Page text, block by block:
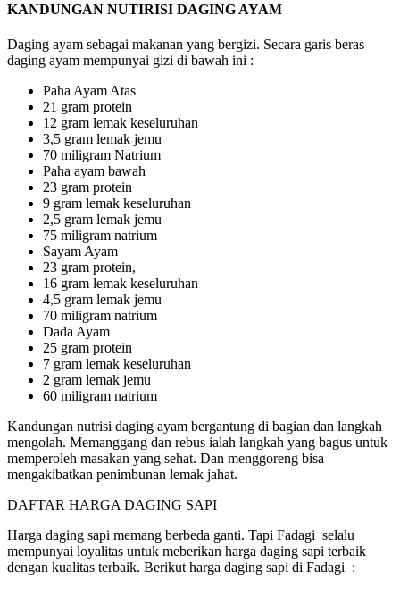
KANDUNGAN NUTIRISI DAGING AYAM
Daging ayam sebagai makanan yang bergizi. Secara garis beras
daging ayam mempunyai gizi di bawah ini :
Paha Ayam Atas
21 gram protein
12 gram lemak keseluruhan
3,5 gram lemak jemu
70 miligram Natrium
Paha ayam bawah
23 gram protein
9 gram lemak keseluruhan
2,5 gram lemak jemu
75 miligram natrium
Sayam Ayam
23 gram protein,
16 gram lemak keseluruhan
4,5 gram lemak jemu
70 miligram natrium
Dada Ayam
25 gram protein
7 gram lemak keseluruhan
2 gram lemak jemu
60 miligram natrium
Kandungan nutrisi daging ayam bergantung di bagian dan langkah
mengolah. Memanggang dan rebus ialah langkah yang bagus untuk
memperoleh masakan yang sehat. Dan menggoreng bisa
mengakibatkan penimbunan lemak jahat.
DAFTAR HARGA DAGING SAPI
Harga daging sapi memang berbeda ganti. Tapi Fadagi selalu
mempunyai loyalitas untuk meberikan harga daging sapi terbaik
dengan kualitas terbaik. Berikut harga daging sapi di Fadagi :